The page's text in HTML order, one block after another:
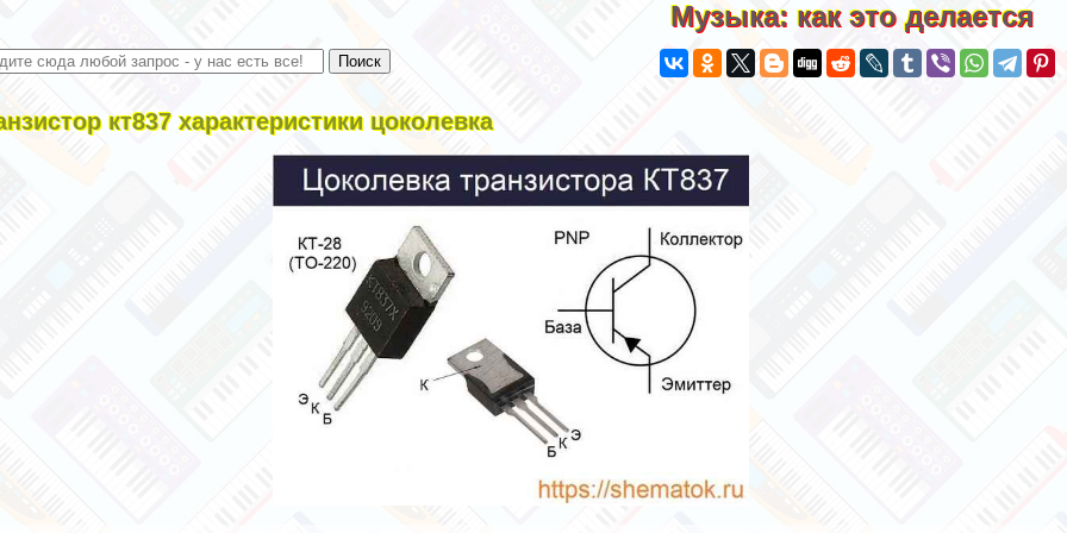
Музыка: как это делается
кт837 хаpaктеристики цоколевка